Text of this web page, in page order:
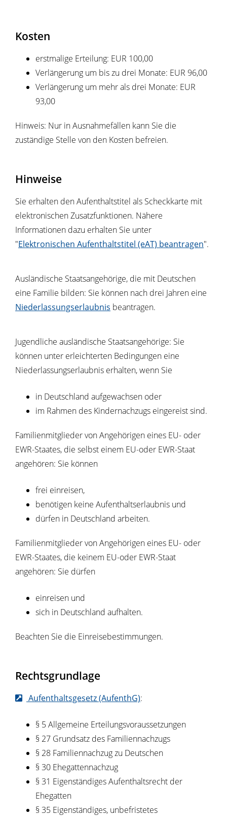
Kosten
erstmalige Erteilung: EUR 100,00
Verlängerung um bis zu drei Monate: EUR 96,00
Verlängerung um mehr als drei Monate: EUR
93,00
Hinweis: Nur in Ausnahmefällen kann Sie die
zuständige Stelle von den Kosten befreien.
Hinweise
Sie erhalten den Aufenthaltstitel als Scheckkarte mit
elektronischen Zusatzfunktionen. Nähere
Informationen dazu erhalten Sie unter
"Elektronischen Aufenthaltstitel (eAT) beantragen".
Ausländische Staatsangehörige, die mit Deutschen
eine Familie bilden: Sie können nach drei Jahren eine
Niederlassungserlaubnis beantragen.
Jugendliche ausländische Staatsangehörige: Sie
können unter erleichterten Bedingungen eine
Niederlassungserlaubnis erhalten, wenn Sie
in Deutschland aufgewachsen oder
im Rahmen des Kindernachzugs eingereist sind.
Familienmitglieder von Angehörigen eines EU- oder
EWR-Staates, die selbst einem EU-oder EWR-Staat
angehören: Sie können
frei einreisen,
benötigen keine Aufenthaltserlaubnis und
dürfen in Deutschland arbeiten.
Familienmitglieder von Angehörigen eines EU- oder
EWR-Staates, die keinem EU-oder EWR-Staat
angehören: Sie dürfen
einreisen und
sich in Deutschland aufhalten.
Beachten Sie die Einreisebestimmungen.
Rechtsgrundlage
Aufenthaltsgesetz (AufenthG):
§ 5 Allgemeine Erteilungsvoraussetzungen
§ 27 Grundsatz des Familiennachzugs
§ 28 Familiennachzug zu Deutschen
§ 30 Ehegattennachzug
§ 31 Eigenständiges Aufenthaltsrecht der
Ehegatten
§ 35 Eigenständiges, unbefristetes